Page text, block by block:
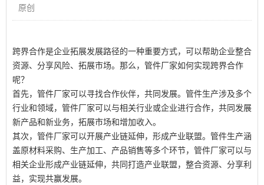
原创
跨界合作是企业拓展发展路径的一种重要方式，可以帮助企业整合
资源、分享风险、拓展市场。那么，管件厂家如何实现跨界合作
呢？
首先，管件厂家可以寻找合作伙伴，共同发展。管件生产涉及多个
行业和领域，管件厂家可以与相关行业或企业进行合作，共同发展
新产品和新业务，拓展市场和增加收入。
其次，管件厂家可以开展产业链延伸，形成产业联盟。管件生产涵
盖原材料采购、生产加工、产品销售等多个环节，管件厂家可以与
相关企业形成产业链延伸，共同打造产业联盟，整合资源、分享利
益，实现共赢发展。